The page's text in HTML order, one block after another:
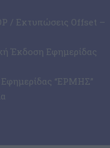
/ Εκτυπώσεις Offset –
Έκδοση Εφημερίδας
“ΕΡΜΗΣ”